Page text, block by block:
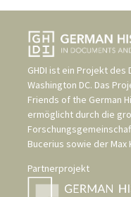
GHDI ist ein Projekt des
Washington DC. Das
Friends of the German
ermöglicht durch die
Bucerius sowie der Max
Partnerprojekt